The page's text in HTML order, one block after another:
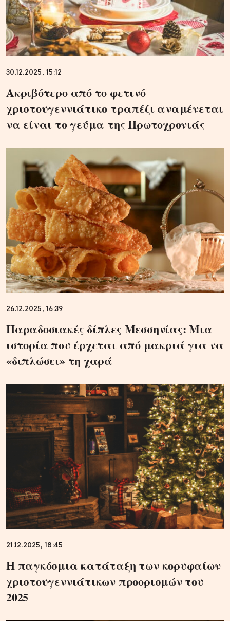
30.12.2025, 15:12
Ακριβότερο από το φετινό
χριστουγεννιάτικο τραπέζι αναμένεται
να είναι το γεύμα της Πρωτοχρονιάς
26.12.2025, 16:39
Παραδοσιακές δίπλες Μεσσηνίας: Μια
ιστορία που έρχεται από μακριά για να
«διπλώσει» τη χαρά
21.12.2025, 18:45
Η παγκόσμια κατάταξη των κορυφαίων
χριστουγεννιάτικων προορισμών του
2025